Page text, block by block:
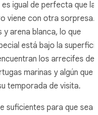
es igual de perfecta que
viene con otra sorpresa.
y arena blanca, lo que
está bajo la
los arrecifes de
marinas y algún que
temporada de visita.
suficientes para que sea